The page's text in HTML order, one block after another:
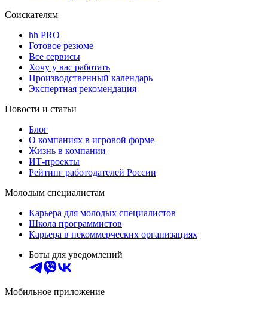
Соискателям
hh PRO
Готовое резюме
Все сервисы
Хочу у вас работать
Производственный календарь
Экспертная рекомендация
Новости и статьи
Блог
О компаниях в игровой форме
Жизнь в компании
ИТ-проекты
Рейтинг работодателей России
Молодым специалистам
Карьера для молодых специалистов
Школа программистов
Карьера в некоммерческих организациях
Боты для уведомлений
Мобильное приложение